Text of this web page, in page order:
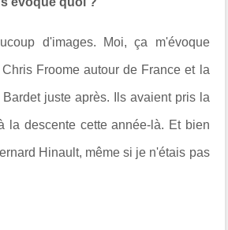
d'images. Moi, ça m'évoque
Froome autour de France et la
juste après. Ils avaient pris la
la descente cette année-là. Et bien
Hinault, même si je n'étais pas